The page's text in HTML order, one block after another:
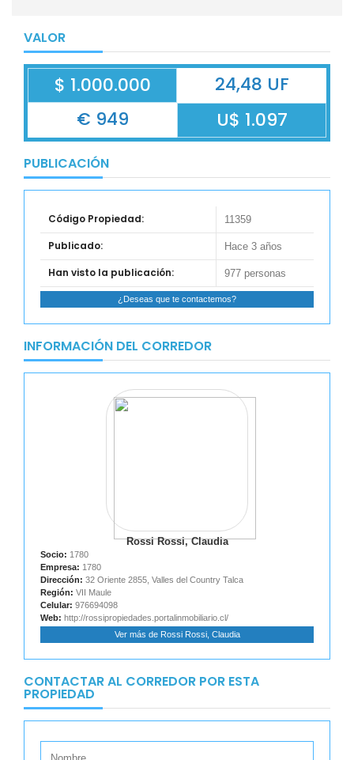
VALOR
$ 1.000.000
24,48 UF
€ 949
U$ 1.097
PUBLICACIÓN
Código Propiedad: 11359
Publicado: Hace 3 años
Han visto la publicación: 977 personas
¿Deseas que te contactemos?
INFORMACIÓN DEL CORREDOR
Rossi Rossi, Claudia
Socio: 1780
Empresa: 1780
Dirección: 32 Oriente 2855, Valles del Country Talca
Región: VII Maule
Celular: 976694098
Web: http://rossipropiedades.portalinmobiliario.cl/
Ver más de Rossi Rossi, Claudia
CONTACTAR AL CORREDOR POR ESTA
PROPIEDAD